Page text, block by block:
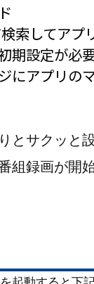
索してアプ
期設定が必要
にアプリの
とサクッと
組録画が開